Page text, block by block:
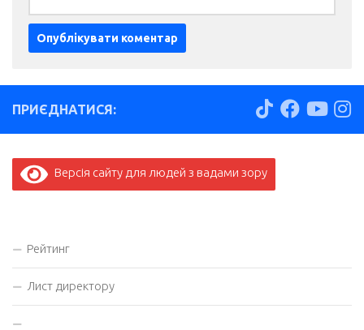
ПРИЄДНАТИСЯ:
Версія сайту для людей з вадами зору
Рейтинг
Лист директору